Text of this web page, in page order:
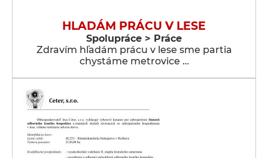
HLADÁM PRÁCU V LESE
Spolupráce > Práce
Zdravím hľadám prácu v lese sme partia
chystáme metrovice …